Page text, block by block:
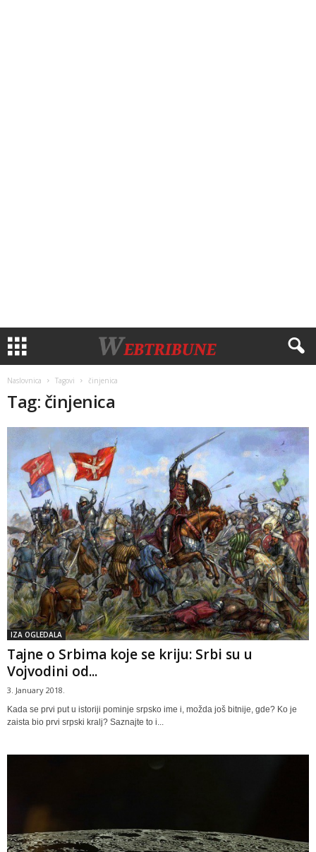
Naslovnica Tagovi činjenica
Tag: činjenica
IZA OGLEDALA
Tajne o Srbima koje se kriju: Srbi su u
Vojvodini od...
3. January 2018.
Kada se prvi put u istoriji pominje srpsko ime i, možda još bitnije, gde? Ko je
zaista bio prvi srpski kralj? Saznajte to i...